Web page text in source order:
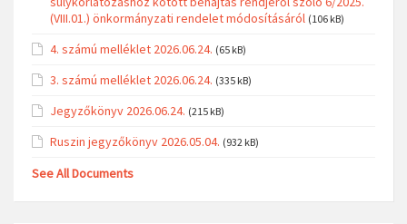
(VIII.01.) önkormányzati rendelet módosításáról (106 kB)
4. számú melléklet 2026.06.24. (65 kB)
3. számú melléklet 2026.06.24. (335 kB)
Jegyzőkönyv 2026.06.24. (215 kB)
Ruszin jegyzőkönyv 2026.05.04. (932 kB)
See All Documents